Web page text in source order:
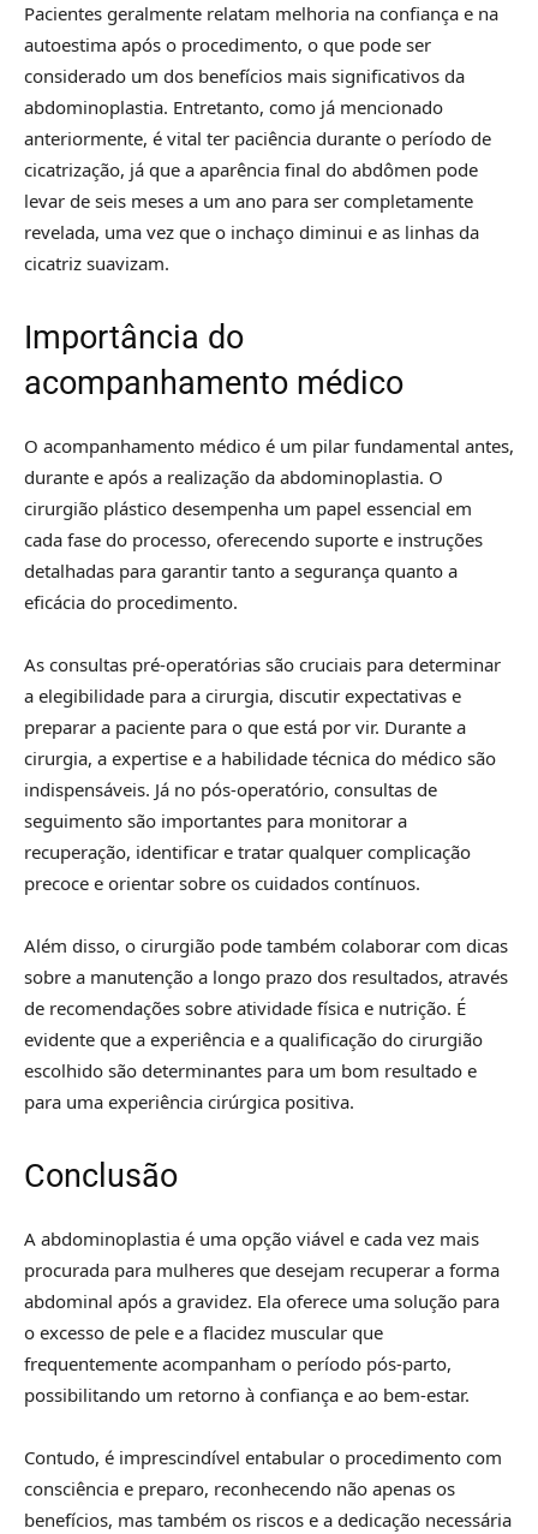
Pacientes geralmente relatam melhoria na confiança e na
autoestima após o procedimento, o que pode ser
considerado um dos benefícios mais significativos da
abdominoplastia. Entretanto, como já mencionado
anteriormente, é vital ter paciência durante o período de
cicatrização, já que a aparência final do abdômen pode
levar de seis meses a um ano para ser completamente
revelada, uma vez que o inchaço diminui e as linhas da
cicatriz suavizam.
Importância do
acompanhamento médico
O acompanhamento médico é um pilar fundamental antes,
durante e após a realização da abdominoplastia. O
cirurgião plástico desempenha um papel essencial em
cada fase do processo, oferecendo suporte e instruções
detalhadas para garantir tanto a segurança quanto a
eficácia do procedimento.
As consultas pré-operatórias são cruciais para determinar
a elegibilidade para a cirurgia, discutir expectativas e
preparar a paciente para o que está por vir. Durante a
cirurgia, a expertise e a habilidade técnica do médico são
indispensáveis. Já no pós-operatório, consultas de
seguimento são importantes para monitorar a
recuperação, identificar e tratar qualquer complicação
precoce e orientar sobre os cuidados contínuos.
Além disso, o cirurgião pode também colaborar com dicas
sobre a manutenção a longo prazo dos resultados, através
de recomendações sobre atividade física e nutrição. É
evidente que a experiência e a qualificação do cirurgião
escolhido são determinantes para um bom resultado e
para uma experiência cirúrgica positiva.
Conclusão
A abdominoplastia é uma opção viável e cada vez mais
procurada para mulheres que desejam recuperar a forma
abdominal após a gravidez. Ela oferece uma solução para
o excesso de pele e a flacidez muscular que
frequentemente acompanham o período pós-parto,
possibilitando um retorno à confiança e ao bem-estar.
Contudo, é imprescindível entabular o procedimento com
consciência e preparo, reconhecendo não apenas os
benefícios, mas também os riscos e a dedicação necessária